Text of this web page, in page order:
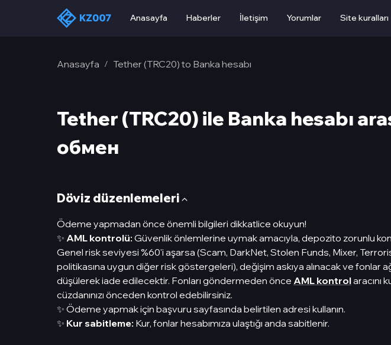
Anasayfa Haberler İletişim Yorumlar Site kuralları
Anasayfa / Tether (TRC20) to Banka hesabı
Tether (TRC20) ile Banka hesabı
обмен
Döviz düzenlemeleri
Ödeme yapmadan önce önemli bilgileri dikkatlice okuyun!
✨ AML kontrolü: Güvenlik önlemlerine uymak amacıyla, depozito zorunlu
Genel risk seviyesi %60'i aşarsa (Scam, DarkNet, Stolen Funds, Mixer,
politikasına uygun diğer risk göstergeleri), değişim askıya alınacak ve fonlar
düşülerek iade edilecektir. Fonları göndermeden önce AML kontrolaracını
cüzdanınızı önceden kontrol edebilirsiniz.
✨ Ödeme yapmak için başvuru sayfasında belirtilen adresi kullanın.
✨ Kur sabitleme: Kur, fonlar hesabımıza ulaştığı anda sabitlenir.